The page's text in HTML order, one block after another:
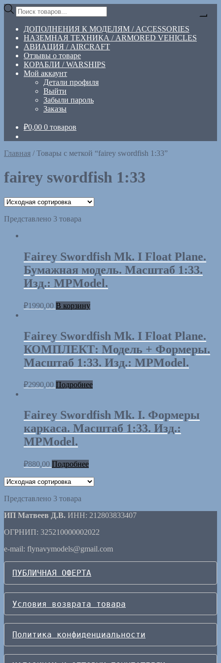
Перейти
навигации
Перейти
содержимому
Поиск
товаров
ДОПОЛНЕНИЯ К МОДЕЛЯМ / ACCESSORIES
НАЗЕМНАЯ ТЕХНИКА / ARMORED VEHICLES
АВИАЦИЯ / AIRCRAFT
Отзывы о товаре
КОРАБЛИ / WARSHIPS
Мой аккаунт
Детали профиля
Выйти
Забыли пароль
Заказы
₽0,00 0 товаров
Главная /Товары с меткой “fairey swordfish 1:33”
fairey swordfish 1:33
Представлено 3 товара
Fairey Swordfish Mk. I Float Plane.
Бумажная модель. Масштаб 1:33.
Изд.: MPModel.
₽1990,00 В корзину
Fairey Swordfish Mk. I Float Plane.
КОМПЛЕКТ: Модель + Формеры.
Масштаб 1:33. Изд.: MPModel.
₽2990,00 Подробнее
Fairey Swordfish Mk. I. Формеры
каркаса. Масштаб 1:33. Изд.:
MPModel.
₽880,00 Подробнее
Представлено 3 товара
ИП Матвеев Д.В. ИНН: 212803833407
ОГРНИП: 325210000002022
e-mail: flynavymodels@gmail.com
ПУБЛИЧНАЯ ОФЕРТА
Условия возврата товара
Политика конфиденциальности